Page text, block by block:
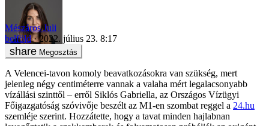
Mészáros Juli
belföld
2022. július 23. 8:17
Megosztás
A Velencei-tavon komoly beavatkozásokra van szükség, mert
jelenleg négy centiméterre vannak a valaha mért legalacsonyabb
vízállási szinttől – erről Siklós Gabriella, az Országos Vízügyi
Főigazgatóság szóvivője beszélt az M1-en szombat reggel a 24.hu
szemléje szerint. Hozzátette, hogy a tavat minden hajlabnan